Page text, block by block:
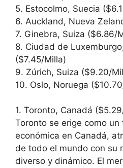
5. Estocolmo, Suecia
6. Auckland, Nueva
7. Ginebra, Suiza ($6.86/
8. Ciudad de
($7.45/Milla)
9. Zúrich, Suiza ($9.20/
10. Oslo, Noruega
1. Toronto, Canadá
Toronto se erige como
económica en Canadá,
de todo el mundo con su
diverso y dinámico. El